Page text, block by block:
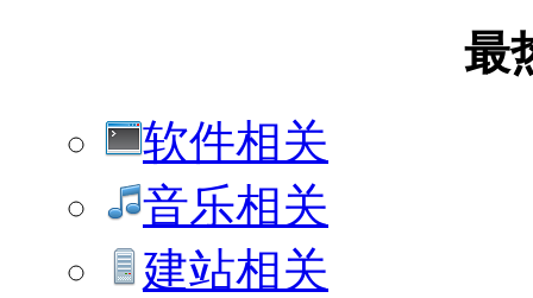
最
软件相关
音乐相关
建站相关